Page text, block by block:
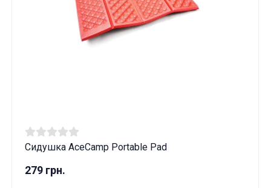
Сидушка AceCamp Portable Pad
279 грн.